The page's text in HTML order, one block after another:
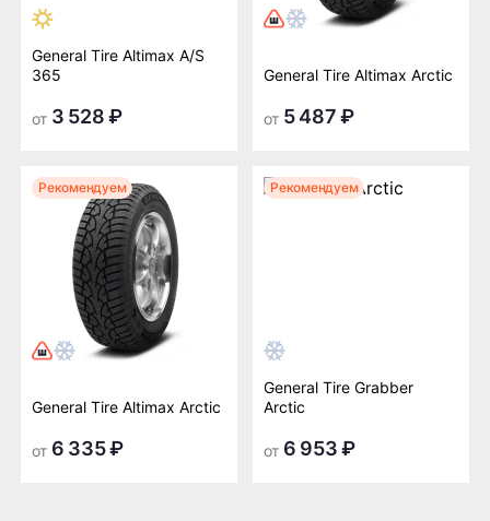
General Tire Altimax A/S
365
от 3 528 ₽
General Tire Altimax Arctic
от 5 487 ₽
Рекомендуем
General Tire Altimax Arctic
от 6 335 ₽
Рекомендуем
General Tire Grabber
Arctic
от 6 953 ₽